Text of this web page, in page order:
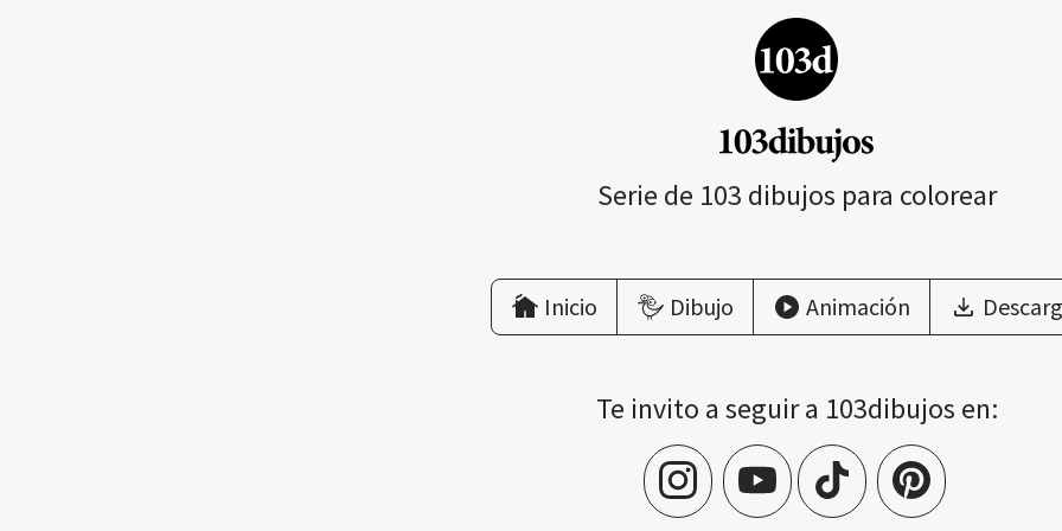
Serie de 103 dibujos para colorear
Inicio Dibujo Animación
Te invito a seguir a 103dibujos en: